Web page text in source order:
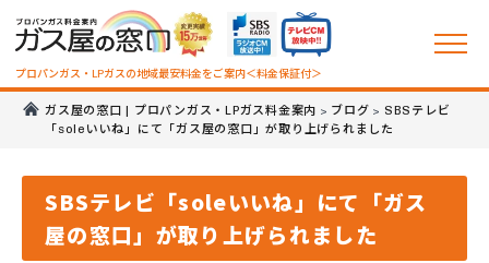
プロパンガス・LPガスの地域最安料金をご案内＜料金保証付＞
ガス屋の窓口 | プロパンガス・LPガス料金案内 > ブログ > SBSテレビ
「soleいいね」にて「ガス屋の窓口」が取り上げられました
SBSテレビ「soleいいね」にて「ガス
屋の窓口」が取り上げられました